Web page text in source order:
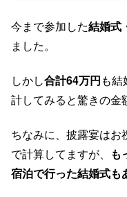
今まで参加した結婚式
ました。
しかし合計64万円も
計してみると驚きの金
ちなみに、披露宴はお
で計算してますが、
も
宿泊で行った結婚式も